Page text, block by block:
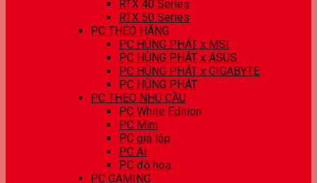
RTX 40 Series
RTX 50 Series
PC THEO HÃNG
PC HÙNG PHÁT x MSI
PC HÙNG PHÁT x ASUS
PC HÙNG PHÁT x GIGABYTE
PC HÙNG PHÁT
PC THEO NHU CẦU
PC White Edition
PC Mini
PC giả lập
PC AI
PC đồ hoạ
PC GAMING